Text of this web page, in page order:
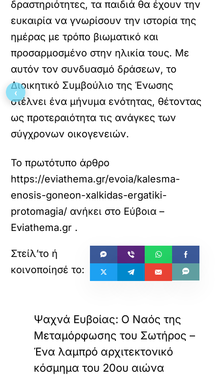
δραστηριότητες, τα παιδιά θα έχουν την
ευκαιρία να γνωρίσουν την ιστορία της
ημέρας με τρόπο βιωματικό και
προσαρμοσμένο στην ηλικία τους. Με
αυτόν τον συνδυασμό δράσεων, το
Διοικητικό Συμβούλιο της Ένωσης
στέλνει ένα μήνυμα ενότητας, θέτοντας
ως προτεραιότητα τις ανάγκες των
σύγχρονων οικογενειών.
Το πρωτότυπο άρθρο
https://eviathema.gr/evoia/kalesma-
enosis-goneon-xalkidas-ergatiki-
protomagia/ ανήκει στο Εύβοια –
Eviathema.gr .
Ψαχνά Ευβοίας: Ο Ναός της
Μεταμόρφωσης του Σωτήρος –
Ένα λαμπρό αρχιτεκτονικό
κόσμημα του 20ου αιώνα
‹